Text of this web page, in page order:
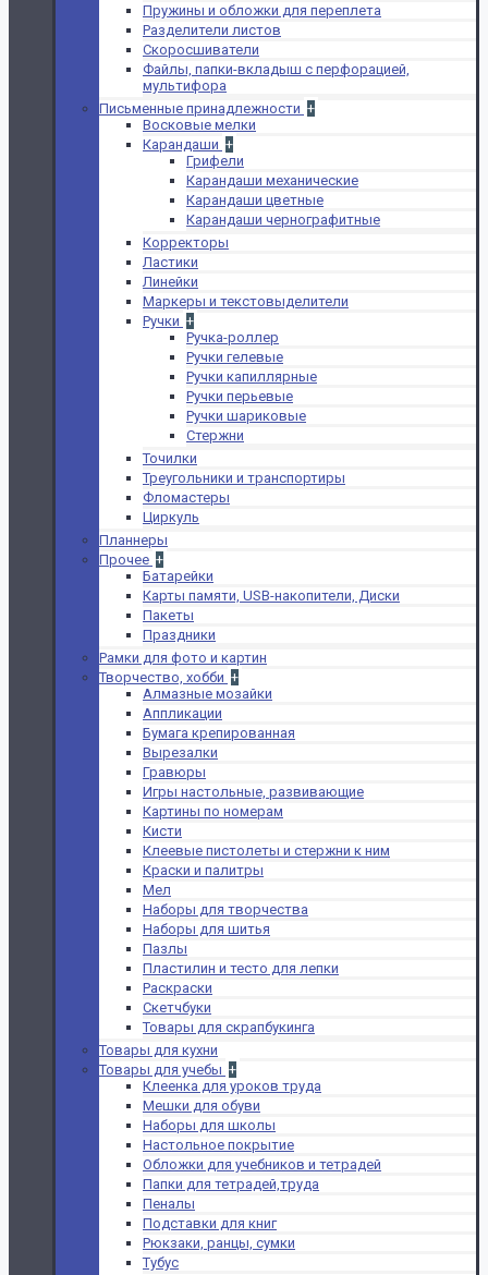
Пружины и обложки для переплета
Разделители листов
Скоросшиватели
Файлы, папки-вкладыш с перфорацией,
мультифора
Письменные принадлежности +
Восковые мелки
Карандаши +
Грифели
Карандаши механические
Карандаши цветные
Карандаши чернографитные
Корректоры
Ластики
Линейки
Маркеры и текстовыделители
Ручки +
Ручка-роллер
Ручки гелевые
Ручки капиллярные
Ручки перьевые
Ручки шариковые
Стержни
Точилки
Треугольники и транспортиры
Фломастеры
Циркуль
Планнеры
Прочее +
Батарейки
Карты памяти, USB-накопители, Диски
Пакеты
Праздники
Рамки для фото и картин
Творчество, хобби +
Алмазные мозайки
Аппликации
Бумага крепированная
Вырезалки
Гравюры
Игры настольные, развивающие
Картины по номерам
Кисти
Клеевые пистолеты и стержни к ним
Краски и палитры
Мел
Наборы для творчества
Наборы для шитья
Пазлы
Пластилин и тесто для лепки
Раскраски
Скетчбуки
Товары для скрапбукинга
Товары для кухни
Товары для учебы +
Клеенка для уроков труда
Мешки для обуви
Наборы для школы
Настольное покрытие
Обложки для учебников и тетрадей
Папки для тетрадей,труда
Пеналы
Подставки для книг
Рюкзаки, ранцы, сумки
Тубус